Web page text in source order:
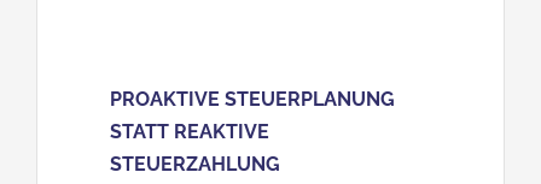
PROAKTIVE STEUERPLANUNG
STATT REAKTIVE
STEUERZAHLUNG